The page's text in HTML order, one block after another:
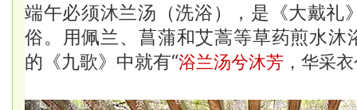
端午必须沐兰汤（洗浴），是《大戴礼
俗。用佩兰、菖蒲和艾蒿等草药煎水沐
的《九歌》中就有“浴兰汤兮沐芳 ，华采